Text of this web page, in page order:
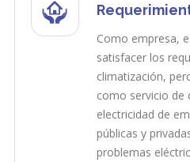
Como empresa,
satisfacer los
climatización,
como servicio de
electricidad de
públicas y
problemas